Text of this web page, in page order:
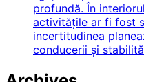
profundă. În
activitățile ar fi fost
incertitudinea
conducerii și